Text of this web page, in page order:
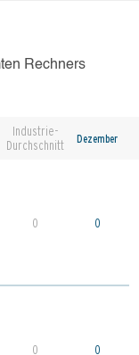
Rechners
Industrie-
Durchschnitt
Dezember
0 0
0 0